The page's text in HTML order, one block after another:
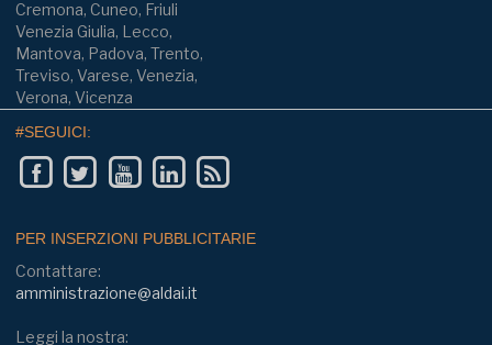
Cremona, Cuneo, Friuli
Venezia Giulia, Lecco,
Mantova, Padova, Trento,
Treviso, Varese, Venezia,
Verona, Vicenza
#SEGUICI:
PER INSERZIONI PUBBLICITARIE
Contattare:
amministrazione@aldai.it
Leggi la nostra: